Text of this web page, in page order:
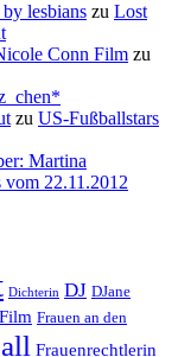
lesbians zu Lost
Conn Film zu
zu US-Fußballstars
Martina
vom 22.11.2012
Dichterin DJ DJane
Film Frauen an den
Frauenrechtlerin